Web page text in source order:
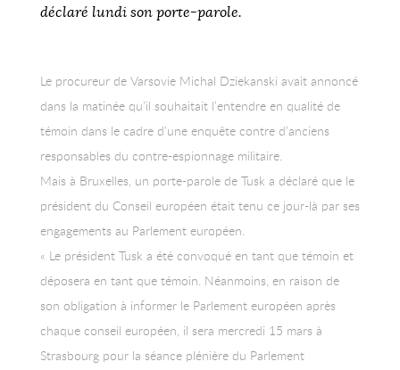
déclaré lundi son porte-parole.
Le procureur de Varsovie Michal Dziekanski avait annoncé
dans la matinée qu’il souhaitait l’entendre en qualité de
témoin dans le cadre d’une enquête contre d’anciens
responsables du contre-espionnage militaire.
Mais à Bruxelles, un porte-parole de Tusk a déclaré que le
président du Conseil européen était tenu ce jour-là par ses
engagements au Parlement européen.
« Le président Tusk a été convoqué en tant que témoin et
déposera en tant que témoin. Néanmoins, en raison de
son obligation à informer le Parlement européen après
chaque conseil européen, il sera mercredi 15 mars à
Strasbourg pour la séance plénière du Parlement